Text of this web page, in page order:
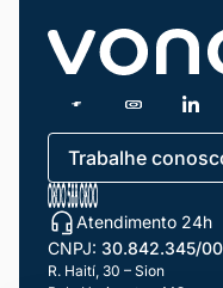
Dicas e Tutoriais
Gestão de
Gestão de Frotas
Gestão de Negócios
Gestão de pessoas e
Gestão Financeira
Trabalhe
Atendimento 24h
CNPJ: 30.842.345/
R. Haití, 30 – Sion